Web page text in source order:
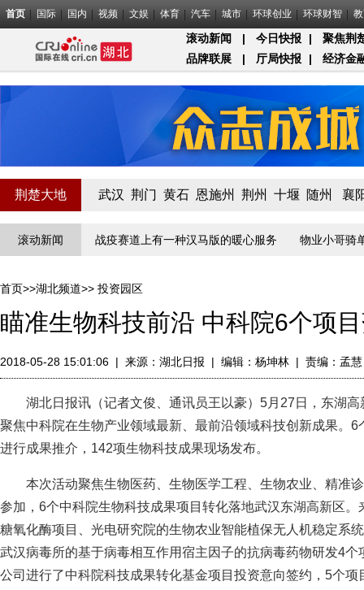
首页 国际 国内 视频 文娱 体育 汽车 城市 环球创业 环球财智
滚动新闻 | 今日快报 |
聚焦荆
品牌联展
| 厅局快报 | 经济金
荆楚大地 武汉 荆门 黄石 恩施州 荆州 十堰 随州 襄
滚动新闻
”线守门员 战疫赛道上有一种汉马版的暖心服务 物业小哥骑单
首页>>湖北频道>> 投资园区
瞄准生物科技前沿 中科院6个项
2018-05-28 15:01:06 | 来源： 湖北日报 | 编辑：杨坤林 | 责编：孟慧
湖北日报讯（记者文俊、通讯员王以豪）5月27日，东湖高
聚焦中科院在生物产业领域最新、最前沿领域科技创新成果。
进行成果推介，142项生物科技成果现场发布。
本次活动聚焦生物医药、生物医学工程、生物农业、精准
参加，6个中科院生物科技成果项目转化落地武汉东湖高新区
糖氧化酶项目、光电研究院的生物农业智能植保无人机稳定系
武汉病毒所的基于病毒相互作用宿主因子的抗病毒药物研发4
公司进行了中科院科技成果转化基金项目投资意向签约，5个